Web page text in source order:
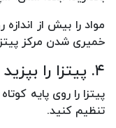
مواد را بیش از
خمیری شدن مرکز
۴. پیتزا را بپزید
تنظیم کنید.